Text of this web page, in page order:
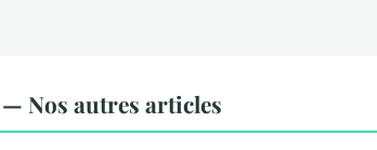
Nos autres articles